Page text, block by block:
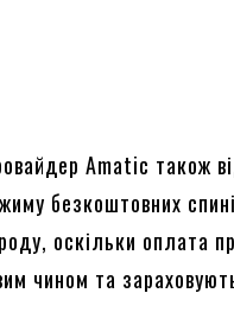
Amatic також
безкоштовних
оскільки оплата
чином та